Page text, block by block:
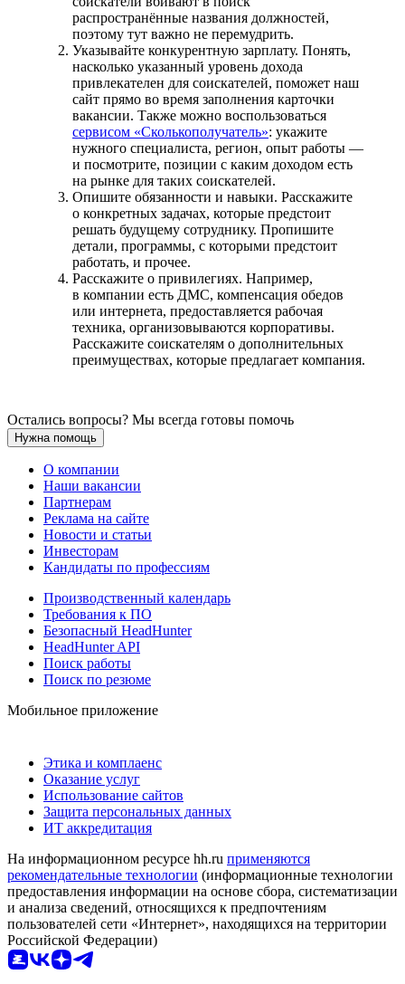
распространённые названия должностей,
поэтому тут важно не перемудрить.
Указывайте конкурентную зарплату. Понять,
насколько указанный уровень дохода
привлекателен для соискателей, поможет наш
сайт прямо во время заполнения карточки
вакансии. Также можно воспользоваться
сервисом «Сколькополучатель»: укажите
нужного специалиста, регион, опыт работы —
и посмотрите, позиции с каким доходом есть
на рынке для таких соискателей.
Опишите обязанности и навыки. Расскажите
о конкретных задачах, которые предстоит
решать будущему сотруднику. Пропишите
детали, программы, с которыми предстоит
работать, и прочее.
Расскажите о привилегиях. Например,
в компании есть ДМС, компенсация обедов
или интернета, предоставляется рабочая
техника, организовываются корпоративы.
Расскажите соискателям о дополнительных
преимуществах, которые предлагает компания.
Остались вопросы? Мы всегда готовы помочь
Нужна помощь
О компании
Наши вакансии
Партнерам
Реклама на сайте
Новости и статьи
Инвесторам
Кандидаты по профессиям
Производственный календарь
Требования к ПО
Безопасный HeadHunter
HeadHunter API
Поиск работы
Поиск по резюме
Мобильное приложение
Этика и комплаенс
Оказание услуг
Использование сайтов
Защита персональных данных
ИТ аккредитация
На информационном ресурсе hh.ru применяются
рекомендательные технологии (информационные технологии
предоставления информации на основе сбора, систематизации
и анализа сведений, относящихся к предпочтениям
пользователей сети «Интернет», находящихся на территории
Российской Федерации)